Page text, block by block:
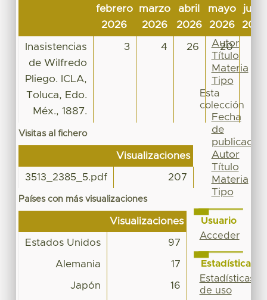
febrero
2026
marzo
2026
abril
2026
mayo
2026
junio
2026
Inasistencias
de Wilfredo
Pliego. ICLA,
Toluca, Edo.
Méx., 1887.
3 4 26 20
Visitas al fichero
Visualizaciones
3513_2385_5.pdf 207
Países con más visualizaciones
Visualizaciones
Estados Unidos 97
Alemania 17
Japón 16
Fecha
de
publicación
Autor
Título
Materia
Tipo
Esta
colección
Fecha
de
publicación
Autor
Título
Materia
Tipo
Usuario
Acceder
Estadísticas
Estadísticas
de uso